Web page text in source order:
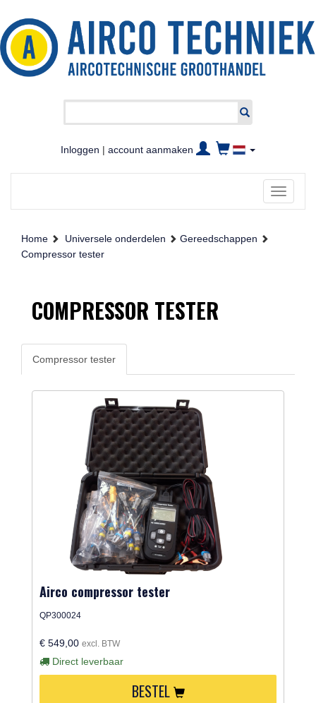
Inloggen | account aanmaken
Toggle
Home Universele onderdelen
Gereedschappen
Compressor tester
COMPRESSOR TESTER
Compressor tester
Airco compressor tester
QP300024
€ 549,00 excl. BTW
Direct leverbaar
BESTEL